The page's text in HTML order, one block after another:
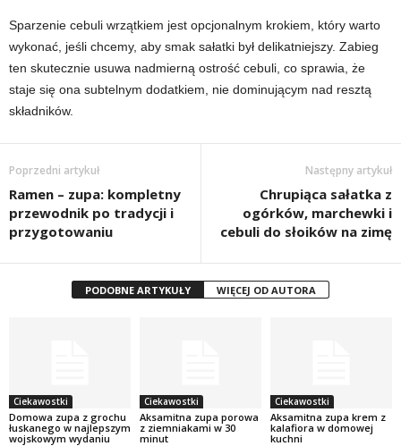
Sparzenie cebuli wrzątkiem jest opcjonalnym krokiem, który warto
wykonać, jeśli chcemy, aby smak sałatki był delikatniejszy. Zabieg
ten skutecznie usuwa nadmierną ostrość cebuli, co sprawia, że
staje się ona subtelnym dodatkiem, nie dominującym nad resztą
składników.
Poprzedni artykuł
Ramen – zupa: kompletny
przewodnik po tradycji i
przygotowaniu
Następny artykuł
Chrupiąca sałatka z
ogórków, marchewki i
cebuli do słoików na zimę
PODOBNE ARTYKUŁY WIĘCEJ OD AUTORA
Ciekawostki
Domowa zupa z grochu
łuskanego w najlepszym
wojskowym wydaniu
Ciekawostki
Aksamitna zupa porowa
z ziemniakami w 30
minut
Ciekawostki
Aksamitna zupa krem z
kalafiora w domowej
kuchni